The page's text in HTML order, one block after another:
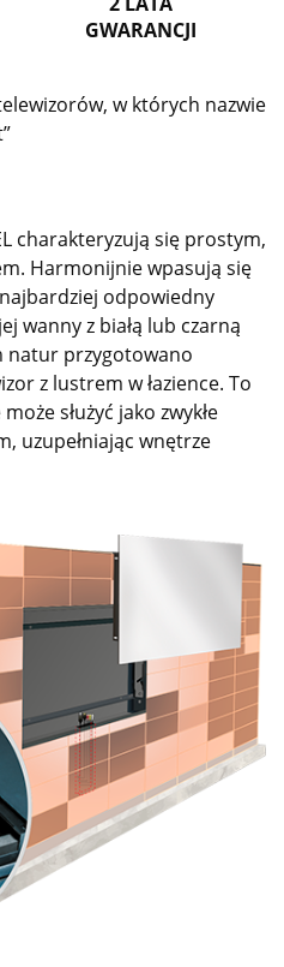
GWARANCJI
w których nazwie
charakteryzują się prostym,
Harmonijnie wpasują się
odpowiedny
wanny z białą lub czarną
natur przygotowano
z lustrem w łazience. To
służyć jako zwykłe
uzupełniając wnętrze